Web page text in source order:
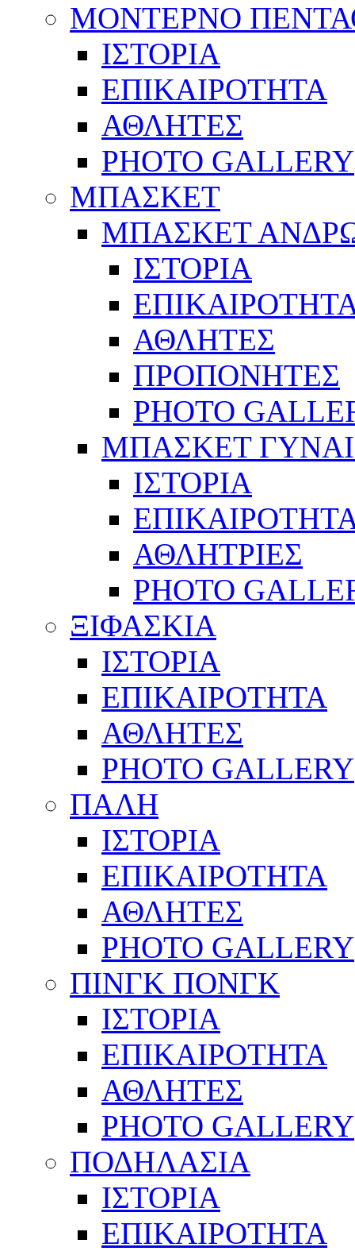
ΜΟΝΤΕΡΝΟ
ΙΣΤΟΡΙΑ
ΕΠΙΚΑΙΡΟΤΗΤΑ
ΑΘΛΗΤΕΣ
PHOTO GALLERY
ΜΠΑΣΚΕΤ
ΜΠΑΣΚΕΤ
ΙΣΤΟΡΙΑ
ΑΘΛΗΤΕΣ
ΠΡΟΠΟΝΗΤΕΣ
PHOTO
ΜΠΑΣΚΕΤ
ΙΣΤΟΡΙΑ
ΑΘΛΗΤΡΙΕΣ
PHOTO
ΞΙΦΑΣΚΙΑ
ΙΣΤΟΡΙΑ
ΕΠΙΚΑΙΡΟΤΗΤΑ
ΑΘΛΗΤΕΣ
PHOTO GALLERY
ΠΑΛΗ
ΙΣΤΟΡΙΑ
ΕΠΙΚΑΙΡΟΤΗΤΑ
ΑΘΛΗΤΕΣ
PHOTO GALLERY
ΠΙΝΓΚ ΠΟΝΓΚ
ΙΣΤΟΡΙΑ
ΕΠΙΚΑΙΡΟΤΗΤΑ
ΑΘΛΗΤΕΣ
PHOTO GALLERY
ΠΟΔΗΛΑΣΙΑ
ΙΣΤΟΡΙΑ
ΕΠΙΚΑΙΡΟΤΗΤΑ